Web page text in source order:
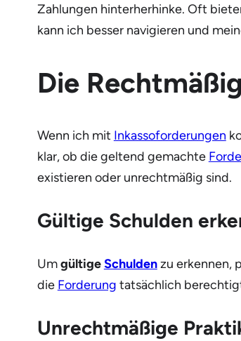
Zahlungen hinterherhinke. Oft
kann ich besser navigieren und
Die
Wenn ich mit Inkassoforderungen
klar, ob die geltend gemachte
existieren oder unrechtmäßig sind.
Gültige Schulden
UmgültigeSchuldenzu erkennen,
die Forderung tatsächlich
Unrechtmäßige